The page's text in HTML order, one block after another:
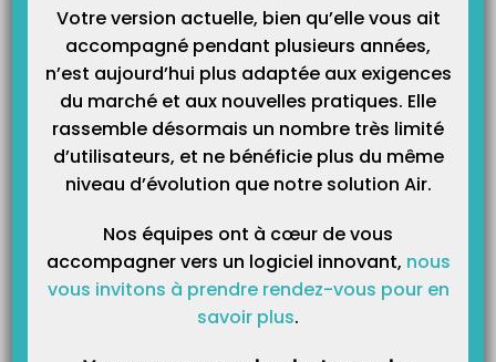
https://www.legifrance.gouv.fr/affichTexte.do?
cidTexte=JORFTEXT000042106233&categorieLien=id), un certain…
Catégories
Votre version actuelle, bien qu’elle vous ait
accompagné pendant plusieurs années,
n’est aujourd’hui plus adaptée aux exigences
du marché et aux nouvelles pratiques. Elle
rassemble désormais un nombre très limité
d’utilisateurs, et ne bénéficie plus du même
niveau d’évolution que notre solution Air.
Nos équipes ont à cœur de vous
accompagner vers un logiciel innovant, nous
vous invitons à prendre rendez-vous pour en
savoir plus.